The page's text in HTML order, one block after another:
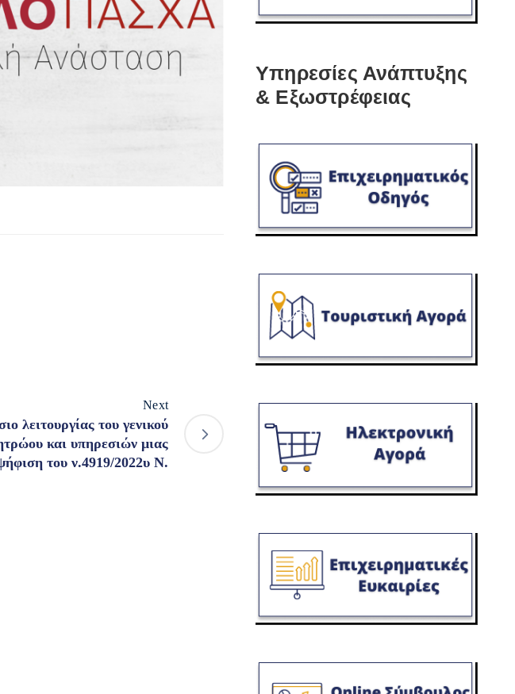
Next
λειτουργίας του γενικού
και υπηρεσιών μιας
του ν.4919/2022υ Ν.
Υπηρεσίες Ανάπτυξης
& Εξωστρέφειας